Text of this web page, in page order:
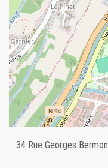
34 Rue Georges